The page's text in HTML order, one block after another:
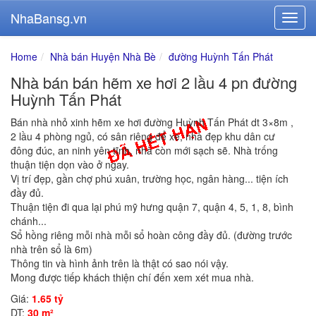
NhaBansg.vn
Home Nhà bán Huyện Nhà Bè đường Huỳnh Tấn Phát
Nhà bán bán hẽm xe hơi 2 lầu 4 pn đường
Huỳnh Tấn Phát
Bán nhà nhỏ xinh hẽm xe hơi đường Huỳnh Tấn Phát dt 3×8m ,
2 lầu 4 phòng ngủ, có sân riêng để xe, nhà đẹp khu dân cư
đông đúc, an ninh yên tĩnh, nhà còn mới sạch sẽ. Nhà trống
thuận tiện dọn vào ở ngay.
Vị trí đẹp, gần chợ phú xuân, trường học, ngân hàng... tiện ích
đầy đủ.
Thuận tiện đi qua lại phú mỹ hưng quận 7, quận 4, 5, 1, 8, bình
chánh...
Sổ hồng riêng mỗi nhà mỗi sổ hoàn công đầy đủ. (đường trước
nhà trên sổ là 6m)
Thông tin và hình ảnh trên là thật có sao nói vậy.
Mong được tiếp khách thiện chí đến xem xét mua nhà.
Giá: 1.65 tỷ
DT: 30 m²